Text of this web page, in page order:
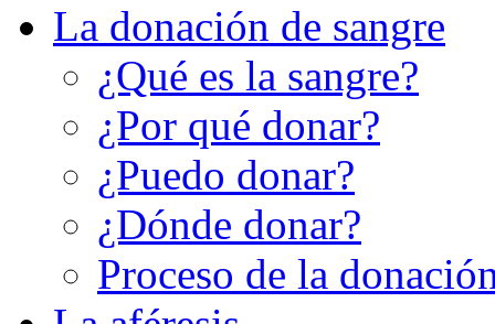
La donación de sangre
¿Qué es la sangre?
¿Por qué donar?
¿Puedo donar?
¿Dónde donar?
Proceso de la